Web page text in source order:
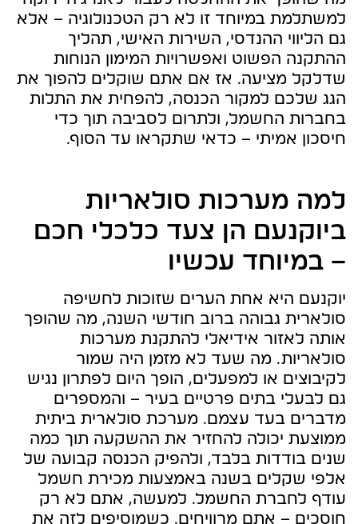
למשתלמת במיוחד זו לא רק הטכנולוגיה – אלא
גם הליווי ההנדסי, השירות האישי, תהליך
ההתקנה הפשוט ואפשרויות המימון הנוחות
שדלקל מציעה. אז אם אתם שוקלים להפוך את
הגג שלכם למקור הכנסה, להפחית את התלות
בחברות החשמל, ולתרום לסביבה תוך כדי
חיסכון אמיתי – כדאי שתקראו עד הסוף.
למה מערכות סולאריות
ביוקנעם הן צעד כלכלי חכם
– במיוחד עכשיו
יוקנעם היא אחת הערים שזוכות לחשיפה
סולארית גבוהה ברוב חודשי השנה, מה שהופך
אותה לאזור אידיאלי להתקנת מערכות
סולאריות. מה שעד לא מזמן היה שמור
לקיבוצים או למפעלים, הופך היום לפתרון נגיש
גם לבעלי בתים פרטיים בעיר – והמספרים
מדברים בעד עצמם. מערכת סולארית ביתית
ממוצעת יכולה להחזיר את ההשקעה תוך כמה
שנים בודדות בלבד, ולהפיק הכנסה קבועה של
אלפי שקלים בשנה באמצעות מכירת חשמל
עודף לחברת החשמל. למעשה, אתם לא רק
חוסכים – אתם מרוויחים. כשמוסיפים לזה את